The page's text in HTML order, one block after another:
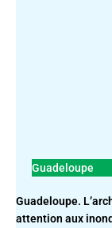
Guadeloupe
Guadeloupe.
attention aux